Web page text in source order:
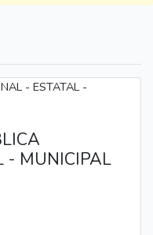
- MUNICIPAL